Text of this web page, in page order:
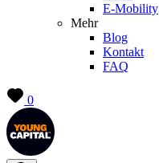
E-Mobility
Mehr
Blog
Kontakt
FAQ
0